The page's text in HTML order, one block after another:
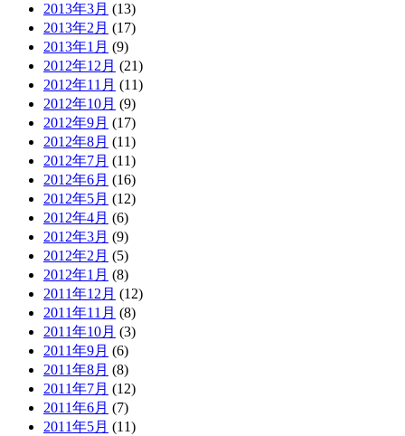
2013年3月 (13)
2013年2月 (17)
2013年1月 (9)
2012年12月 (21)
2012年11月 (11)
2012年10月 (9)
2012年9月 (17)
2012年8月 (11)
2012年7月 (11)
2012年6月 (16)
2012年5月 (12)
2012年4月 (6)
2012年3月 (9)
2012年2月 (5)
2012年1月 (8)
2011年12月 (12)
2011年11月 (8)
2011年10月 (3)
2011年9月 (6)
2011年8月 (8)
2011年7月 (12)
2011年6月 (7)
2011年5月 (11)